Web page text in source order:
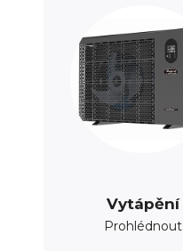
Vytápění
Prohlédnout